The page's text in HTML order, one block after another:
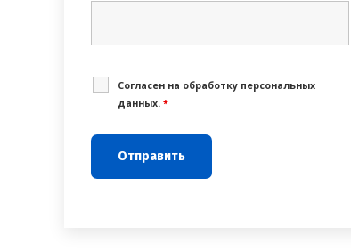
Cогласен на обработку персональных
данных. *